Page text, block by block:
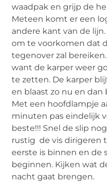
waadpak en grijp de
Meteen komt er een
andere kant van de
om te voorkomen dat
tegenover zal
want de karper weer
te zetten. De karper
en blaast zo nu en
Met een hoofdlampje
minuten pas eindelijk
beste!!! Snel de slip
rustig de vis dirigeren
eerste is binnen en de
beginnen. Kijken wat
nacht gaat brengen.